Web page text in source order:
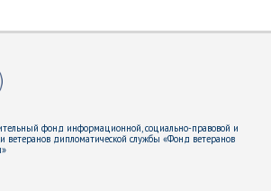
фонд информационной, социально-правовой и
ветеранов дипломатической службы «Фонд ветеранов